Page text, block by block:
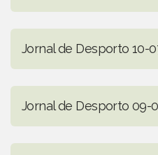
Jornal de Desporto 10-
Jornal de Desporto 09-